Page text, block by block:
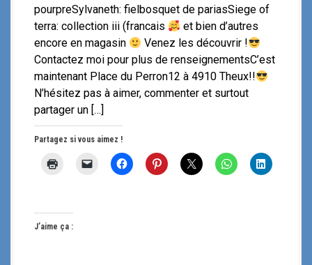
pourpreSylvaneth: fielbosquet de pariasSiege of
terra: collection iii (francais
et bien d’autres
encore en magasin
Venez les découvrir !
Contactez moi pour plus de renseignementsC’est
maintenant Place du Perron12 à 4910 Theux!!
N’hésitez pas à aimer, commenter et surtout
partager un […]
Partagez si vous aimez !
J’aime ça :